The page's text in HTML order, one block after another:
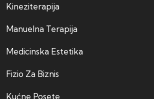
Kineziterapija
Manuelna Terapija
Medicinska Estetika
Fizio Za Biznis
Kućne Posete